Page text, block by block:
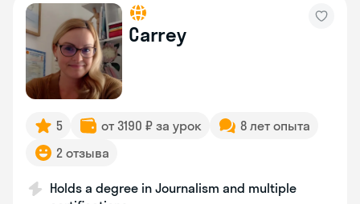
Carrey
5 от 3190 ₽ за урок
8 лет опыта
2 отзыва
Holds a degree in Journalism and multiple